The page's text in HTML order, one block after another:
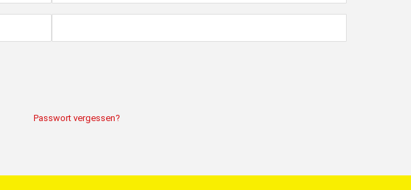
Passwort vergessen?